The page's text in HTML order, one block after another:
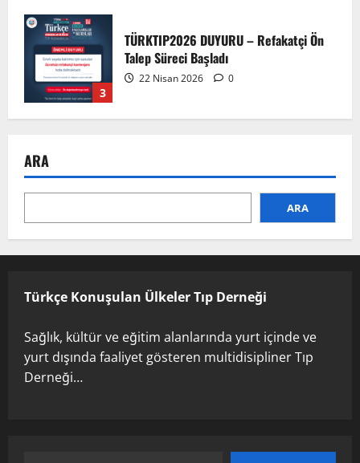
3
TÜRKTIP2026 DUYURU – Refakatçi Ön
Talep Süreci Başladı
22 Nisan 2026 0
4
13 Nisan 2026
5
TÜRKTIP Kosova ile balkanlardaydık…
ARA
ARA
Türkçe Konuşulan Ülkeler Tıp Derneği
Sağlık, kültür ve eğitim alanlarında yurt içinde ve
yurt dışında faaliyet gösteren multidisipliner Tıp
Derneği…